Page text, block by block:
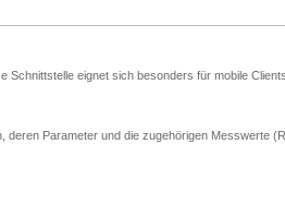
eignet sich besonders für mobile
deren Parameter und die zugehörigen Messwerte